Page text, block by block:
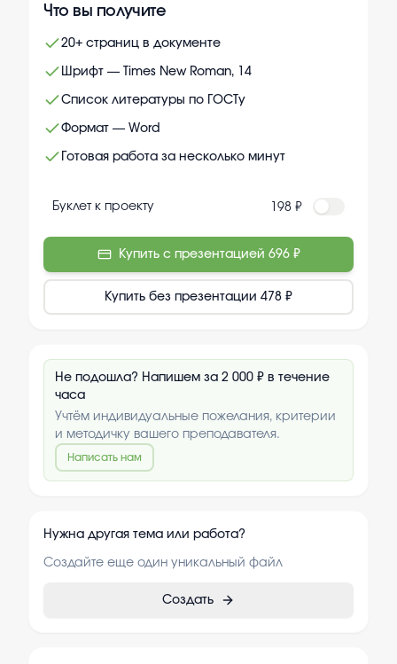
Что вы получите
20+ страниц в документе
Шрифт — Times New Roman, 14
Список литературы по ГОСТу
Формат — Word
Готовая работа за несколько минут
Буклет к проекту 198 ₽
Купить с презентацией 696 ₽
Купить без презентации 478 ₽
Не подошла? Напишем за 2 000 ₽ в течение
часа
Учтём индивидуальные пожелания, критерии
и методичку вашего преподавателя.
Написать нам
Нужна другая тема или работа?
Создайте еще один уникальный файл
Создать